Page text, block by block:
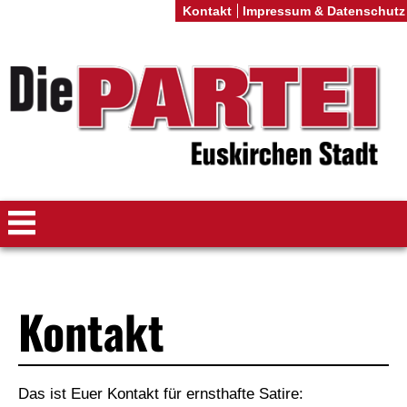
Kontakt
Das ist Euer Kontakt für ernsthafte Satire:
Kontakt Impressum & Datenschutz